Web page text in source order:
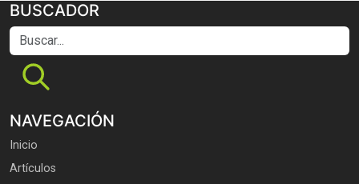
BUSCADOR
Buscar...
NAVEGACIÓN
Inicio
Artículos